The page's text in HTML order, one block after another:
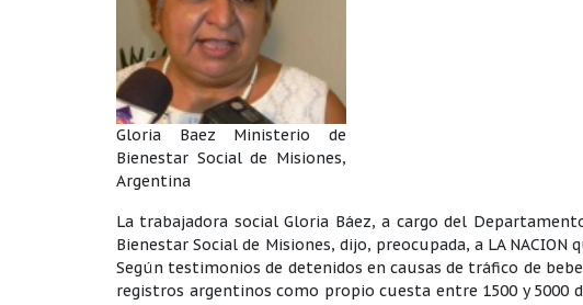
Gloria Baez Ministerio de
Bienestar Social de Misiones,
Argentina
La trabajadora social Gloria Báez, a cargo del
Bienestar Social de Misiones, dijo, preocupada, a LA
Según testimonios de detenidos en causas de tráfico de
registros argentinos como propio cuesta entre 1500 y